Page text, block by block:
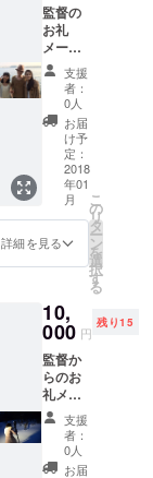
監督の
お礼
メール
監督、
好きな
主演女
優俳優
のサイ
ン エン
ドロー
ルクレ
ジット
監督の
作詞作
曲CD 2
曲入り
ント 監
督のメ
イン出
演 地上
波テレ
ビドラ
マDVD
プレゼ
ント
支援
者：
0人
お届
け予
定：
2018
年01
月
詳細を見る
こ
の
リ
タ
ー
ン
を
選
択
す
る
10,
000 円
残り15
監督か
らのお
礼メー
ル 監
督、好
きな女
優俳優
支援
者：
0人
お届